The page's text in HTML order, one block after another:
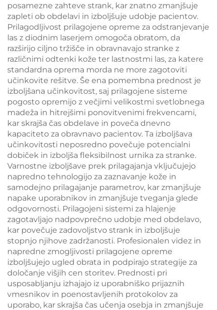
posamezne zahteve strank, kar znatno zmanjšuje
zapleti ob obdelavi in izboljšuje udobje pacientov.
Prilagodljivost prilagojene opreme za odstranjevanje
las z diodnim laserjem omogoča obratom, da
razširijo ciljno tržišče in obravnavajo stranke z
različnimi odtenki kože ter lastnostmi las, za katere
standardna oprema morda ne more zagotoviti
učinkovite rešitve. Še ena pomembna prednost je
izboljšana učinkovitost, saj prilagojene sisteme
pogosto opremijo z večjimi velikostmi svetlobnega
madeža in hitrejšimi ponovitvenimi frekvencami,
kar skrajša čas obdelave in poveča dnevno
kapaciteto za obravnavo pacientov. Ta izboljšava
učinkovitosti neposredno povečuje potencialni
dobiček in izboljša fleksibilnost urnika za stranke.
Varnostne izboljšave prek prilagajanja vključujejo
napredno tehnologijo za zaznavanje kože in
samodejno prilagajanje parametrov, kar zmanjšuje
napake uporabnikov in zmanjšuje tveganja glede
odgovornosti. Prilagojeni sistemi za hlajenje
zagotavljajo nadpovprečno udobje med obdelavo,
kar povečuje zadovoljstvo strank in izboljšuje
stopnjo njihove zadržanosti. Profesionalen videz in
napredne zmogljivosti prilagojene opreme
izboljšujejo ugled obrata in podpirajo strategije za
določanje višjih cen storitev. Prednosti pri
usposabljanju izhajajo iz uporabniško prijaznih
vmesnikov in poenostavljenih protokolov za
uporabo, kar skrajša čas učenja osebja in zmanjšuje